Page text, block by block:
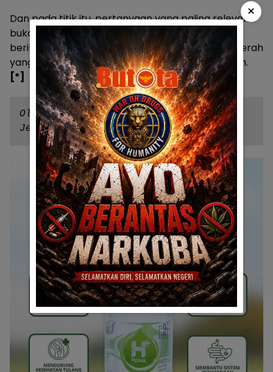
Dan pada titik itu, pertanyaan yang paling relevan
bukan lagi siapa yang akan ditangkap oleh KPK
berikutnya, tetapi berapa banyak lagi kepala daerah
yang sebenarnya hanya tinggal menunggu giliran.
[*]
Oleh :
Jeffry Rumampuk / Owner Butota Group
×